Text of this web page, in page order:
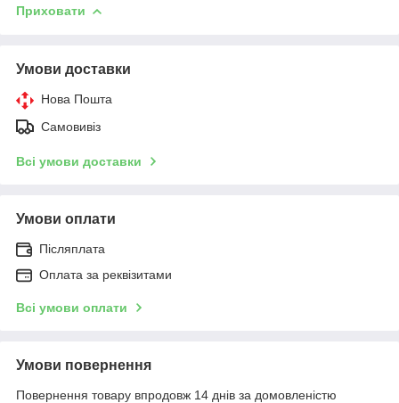
Приховати
Умови доставки
Нова Пошта
Самовивіз
Всі умови доставки
Умови оплати
Післяплата
Оплата за реквізитами
Всі умови оплати
Умови повернення
Повернення товару впродовж 14 днів за домовленістю